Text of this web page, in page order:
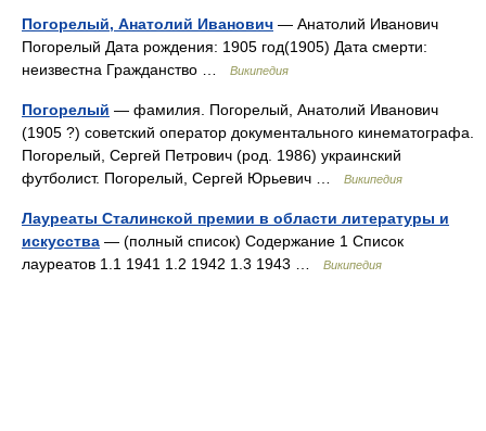
Погорелый, Анатолий Иванович — Анатолий Иванович
Погорелый Дата рождения: 1905 год(1905) Дата смерти:
неизвестна Гражданство …
Википедия
Погорелый — фамилия. Погорелый, Анатолий Иванович
(1905 ?) советский оператор документального кинематографа.
Погорелый, Сергей Петрович (род. 1986) украинский
футболист. Погорелый, Сергей Юрьевич …
Википедия
Лауреаты Сталинской премии в области литературы и
искусства — (полный список) Содержание 1 Список
лауреатов 1.1 1941 1.2 1942 1.3 1943 …
Википедия